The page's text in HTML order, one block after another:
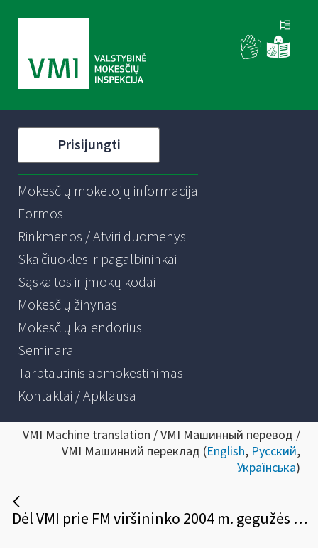
Prisijungti
Mokesčių mokėtojų informacija
Formos
Rinkmenos / Atviri duomenys
Skaičiuoklės ir pagalbininkai
Sąskaitos ir įmokų kodai
Mokesčių žinynas
Mokesčių kalendorius
Seminarai
Tarptautinis apmokestinimas
Kontaktai / Apklausa
VMI Machine translation / VMI Машинный перевод /
VMI Машинний переклад (English, Русский,
Українська)
Dėl VMI prie FM viršininko 2004 m. gegužės 26 d. įsakymo Nr. VA-106 pakeitimo